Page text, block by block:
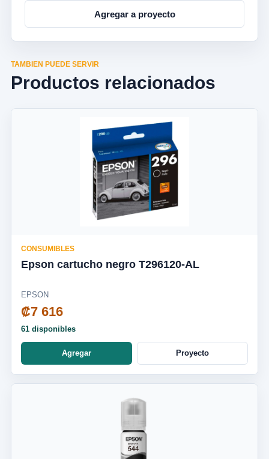
Agregar a proyecto
TAMBIEN PUEDE SERVIR
Productos relacionados
CONSUMIBLES
Epson cartucho negro T296120-AL
EPSON
₡7 616
61 disponibles
Agregar Proyecto